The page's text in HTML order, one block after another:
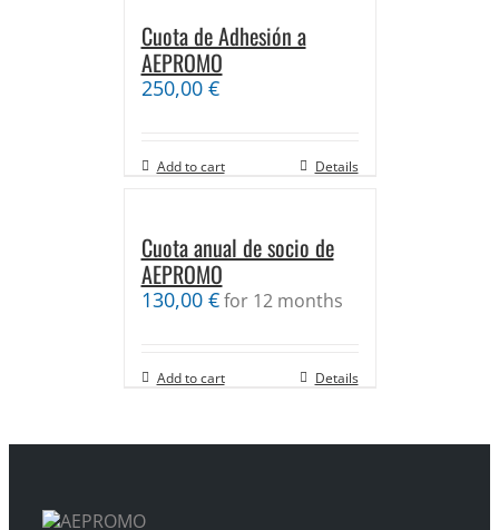
Cuota de Adhesión a
AEPROMO
250,00 €
Add to cart Details
Cuota anual de socio de
AEPROMO
130,00 €for 12 months
Add to cart Details